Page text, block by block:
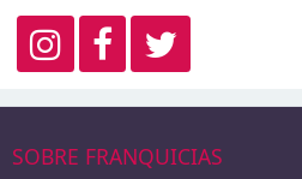
SOBRE FRANQUICIAS